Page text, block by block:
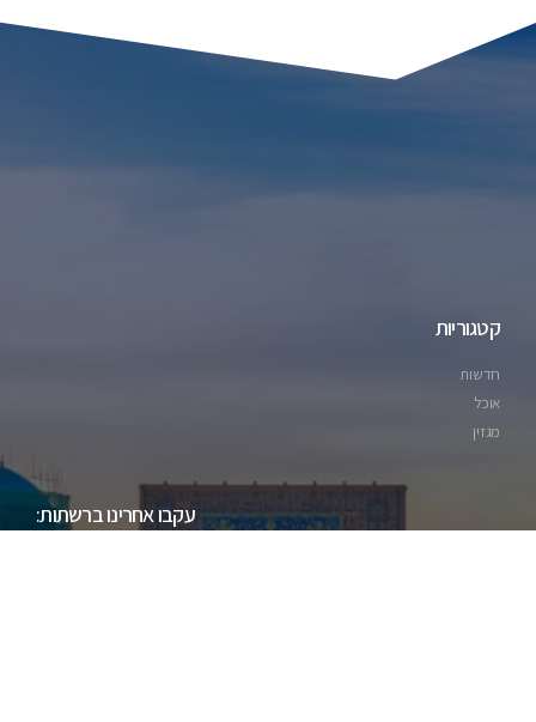
קטגוריות
חדשות
אוכל
מגזין
עקבו אחרינו ברשתות: